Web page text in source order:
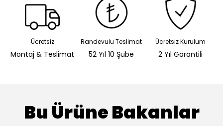
Ücretsiz
Montaj & Teslimat
Randevulu Teslimat
52 Yıl 10 Şube
Ücretsiz Kurulum
2 Yıl Garantili
Bu Ürüne Bakanlar